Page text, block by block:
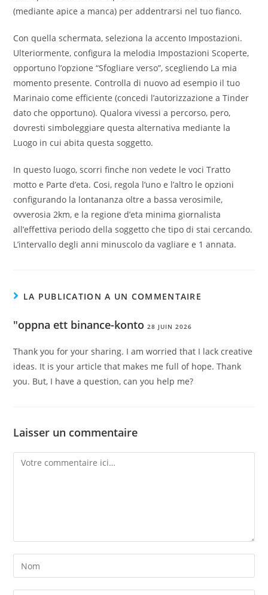
(mediante apice a manca) per addentrarsi nel tuo fianco.
Con quella schermata, seleziona la accento Impostazioni.
Ulteriormente, configura la melodia Impostazioni Scoperte,
opportuno l’opzione “Sfogliare verso”, scegliendo La mia
momento presente. Controlla di nuovo ad esempio il tuo
Marinaio come efficiente (concedi l’autorizzazione a Tinder
dato che opportuno). Qualora vivessi a percorso, pero,
dovresti simboleggiare questa alternativa mediante la
Luogo in cui abita questa soggetto.
In questo luogo, scorri finche non vedete le voci Tratto
motto e Parte d’eta. Cosi, regola l’uno e l’altro le opzioni
configurando la lontananza oltre a bassa verosimile,
ovverosia 2km, e la regione d’eta minima giornalista
all’effettiva periodo della soggetto che tipo di stai cercando.
L’intervallo degli anni minuscolo da vagliare e 1 annata.
LA PUBLICATION A UN COMMENTAIRE
"oppna ett binance-konto 28 JUIN 2026
Thank you for your sharing. I am worried that I lack creative
ideas. It is your article that makes me full of hope. Thank
you. But, I have a question, can you help me?
Laisser un commentaire
Comment
Enter
your
name